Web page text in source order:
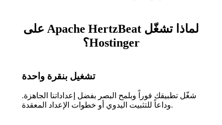
لماذا تشغّل Apache HertzBeat على
Hostinger؟
تشغيل بنقرة واحدة
شغّل تطبيقك فوراً وبلمح البصر بفضل إعداداتنا الجاهزة.
وداعاً للتثبيت اليدوي أو خطوات الإعداد المعقدة.